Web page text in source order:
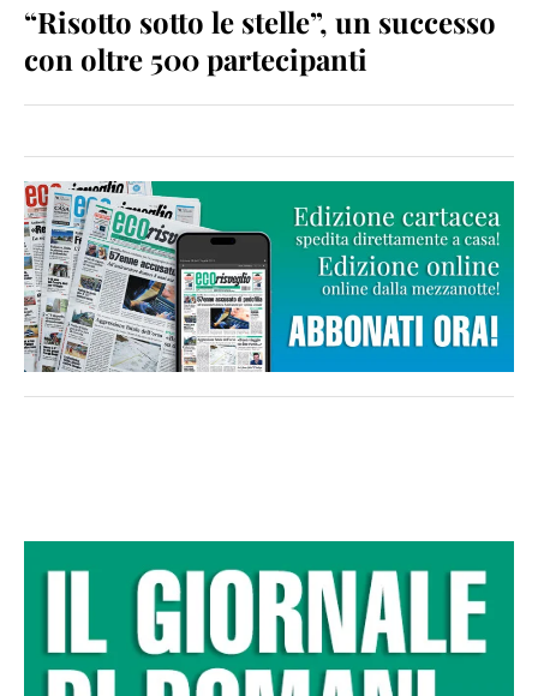
“Risotto sotto le stelle”, un successo
con oltre 500 partecipanti